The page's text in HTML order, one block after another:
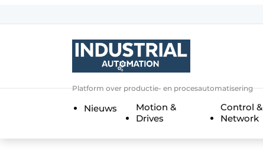
Algemene voorwaarden
Contact
Direct contact
Platform over productie- en procesautomatisering
Nieuws
Motion &
Drives
Control &
Network